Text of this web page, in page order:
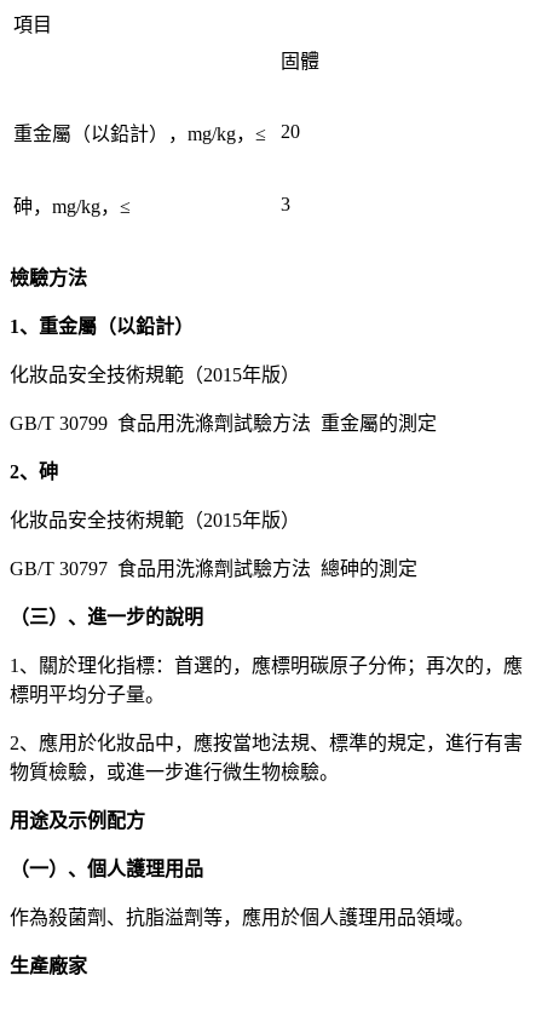
項目
固體
重金屬（以鉛計），mg/kg，≤ 20
砷，mg/kg，≤ 3
檢驗方法
1、重金屬（以鉛計）
化妝品安全技術規範（2015年版）
GB/T 30799 食品用洗滌劑試驗方法 重金屬的測定
2、砷
化妝品安全技術規範（2015年版）
GB/T 30797 食品用洗滌劑試驗方法 總砷的測定
（三）、進一步的說明
1、關於理化指標：首選的，應標明碳原子分佈；再次的，應
標明平均分子量。
2、應用於化妝品中，應按當地法規、標準的規定，進行有害
物質檢驗，或進一步進行微生物檢驗。
用途及示例配方
（一）、個人護理用品
作為殺菌劑、抗脂溢劑等，應用於個人護理用品領域。
生產廠家